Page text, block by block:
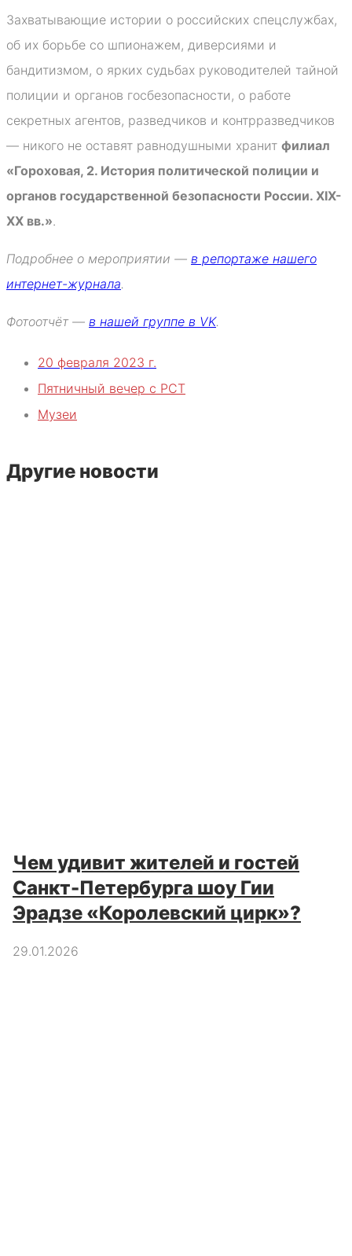
Захватывающие истории о российских спецслужбах,
об их борьбе со шпионажем, диверсиями и
бандитизмом, о ярких судьбах руководителей тайной
полиции и органов госбезопасности, о работе
секретных агентов, разведчиков и контрразведчиков
— никого не оставят равнодушными хранит филиал
«Гороховая, 2. История политической полиции и
органов государственной безопасности России. XIX-
XX вв.».
Подробнее о мероприятии — в репортаже нашего
интернет-журнала.
Фотоотчёт — в нашей группе в VK.
20 февраля 2023 г.
Пятничный вечер с РСТ
Музеи
Другие новости
Чем удивит жителей и гостей
Санкт-Петербурга шоу Гии
Эрадзе «Королевский цирк»?
29.01.2026